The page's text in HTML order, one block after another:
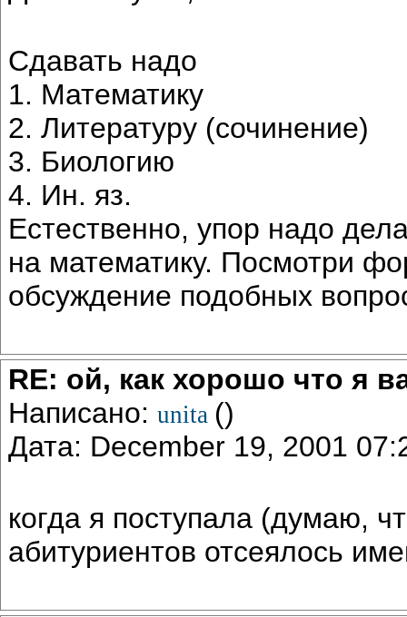
Сдавать надо
1. Математику
2. Литературу (сочинение)
3. Биологию
4. Ин. яз.
Естественно, упор надо
на математику. Посмотри
обсуждение подобных
RE: ой, как хорошо что я
Написано: unita ()
Дата: December 19, 2001
когда я поступала (думаю,
абитуриентов отсеялось